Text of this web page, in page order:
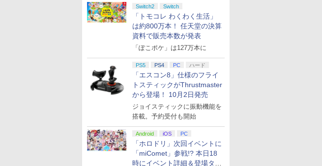
Switch2 Switch
「トモコレ わくわく生活」
は約800万本！ 任天堂の決算
資料で販売本数が発表
「ぽこポケ」は127万本に
PS5 PS4 PC ハード
「エスコン8」仕様のフライ
トスティックがThrustmaster
から登場！ 10月2日発売
ジョイスティックに振動機能を
搭載。予約受付も開始
Android iOS PC
「ホロドリ」次回イベントに
「miComet」参戦!? 本日18
時にイベント詳細＆登場タレ